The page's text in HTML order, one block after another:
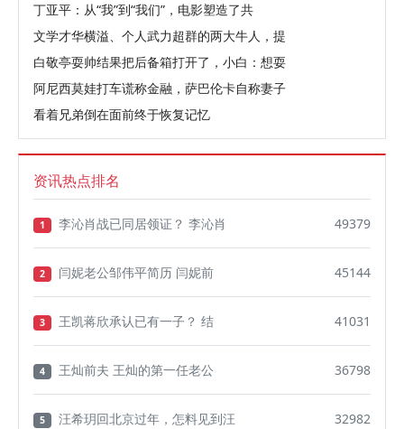
丁亚平：从“我”到“我们”，电影塑造了共
文学才华横溢、个人武力超群的两大牛人，提
白敬亭耍帅结果把后备箱打开了，小白：想耍
阿尼西莫娃打车谎称金融，萨巴伦卡自称妻子
看着兄弟倒在面前终于恢复记忆
资讯热点排名
1 李沁肖战已同居领证？ 李沁肖 49379
2 闫妮老公邹伟平简历 闫妮前 45144
3 王凯蒋欣承认已有一子？ 结 41031
4 王灿前夫 王灿的第一任老公 36798
5 汪希玥回北京过年，怎料见到汪 32982